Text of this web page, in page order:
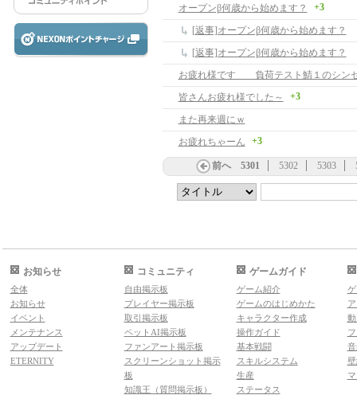
オープンβ何歳から始めます？ +3
[返事]オープンβ何歳から始めます？
[返事]オープンβ何歳から始めます？
お疲れ様です 負荷テスト鯖１のシン
皆さんお疲れ様でした～
+3
また再来週にｗ
お疲れちゃーん
+3
前へ 5301 5302 5303
お知らせ
全体
お知らせ
イベント
メンテナンス
アップデート
ETERNITY
コミュニティ
自由掲示板
プレイヤー掲示板
取引掲示板
ペットAI掲示板
ファンアート掲示板
スクリーンショット掲示
板
知識王（質問掲示板）
ゲームガイド
ゲーム紹介
ゲームのはじめかた
キャラクター作成
操作ガイド
基本戦闘
スキルシステム
生産
ステータス